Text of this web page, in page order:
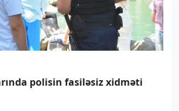
polisin fasiləsiz xidməti